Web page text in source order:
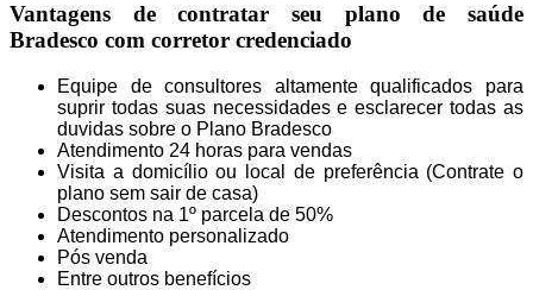
Vantagens de contratar seu plano de saúde
Bradesco com corretor credenciado
Equipe de consultores altamente qualificados para
suprir todas suas necessidades e esclarecer todas as
duvidas sobre o Plano Bradesco
Atendimento 24 horas para vendas
Visita a domicílio ou local de preferência (Contrate o
plano sem sair de casa)
Descontos na 1º parcela de 50%
Atendimento personalizado
Pós venda
Entre outros benefícios